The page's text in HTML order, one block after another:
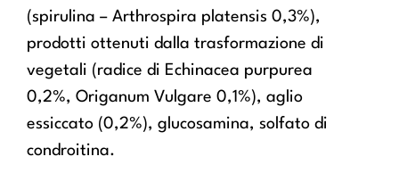
(spirulina – Arthrospira platensis 0,3%),
prodotti ottenuti dalla trasformazione di
vegetali (radice di Echinacea purpurea
0,2%, Origanum Vulgare 0,1%), aglio
essiccato (0,2%), glucosamina, solfato di
condroitina.